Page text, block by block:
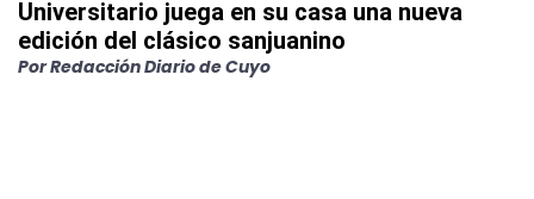
Universitario juega en su casa una nueva
edición del clásico sanjuanino
PorRedacción Diario de Cuyo